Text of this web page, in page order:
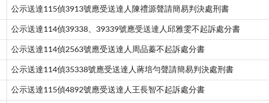
公示送達115偵3913號應受送達人陳禮源聲請簡易判決處刑書
公示送達114偵39338、39339號應受送達人邱雅雯不起訴處分書
公示送達114偵2563號應受送達人周品蓁不起訴處分書
公示送達114偵35338號應受送達人蔣培勻聲請簡易判決處刑書
公示送達115偵4892號應受送達人王長智不起訴處分書